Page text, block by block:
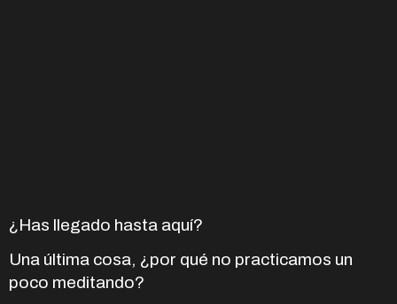
¿Has llegado hasta aquí?
Una última cosa, ¿por qué no practicamos un
poco meditando?